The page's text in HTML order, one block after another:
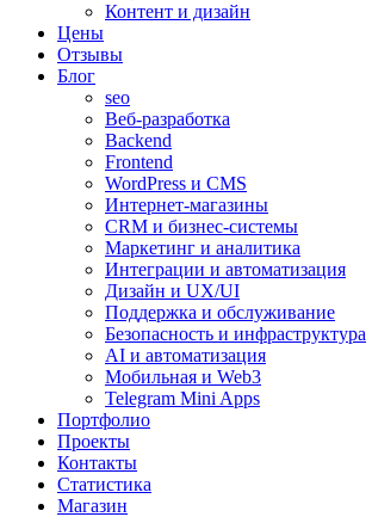
Контент и дизайн
Цены
Отзывы
Блог
seo
Веб-разработка
Backend
Frontend
WordPress и CMS
Интернет-магазины
CRM и бизнес-системы
Маркетинг и аналитика
Интеграции и автоматизация
Дизайн и UX/UI
Поддержка и обслуживание
Безопасность и инфраструктура
AI и автоматизация
Мобильная и Web3
Telegram Mini Apps
Портфолио
Проекты
Контакты
Статистика
Магазин